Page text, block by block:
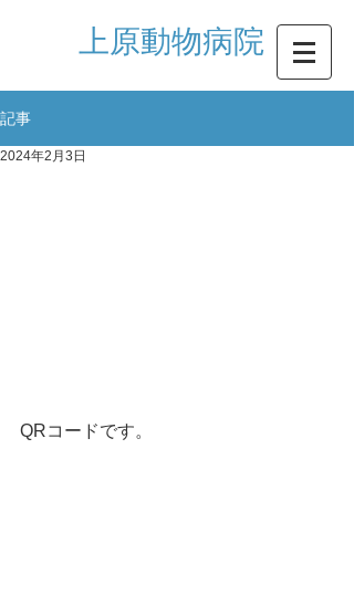
​上原動物病院
記事
2024年2月3日
QRコードです。